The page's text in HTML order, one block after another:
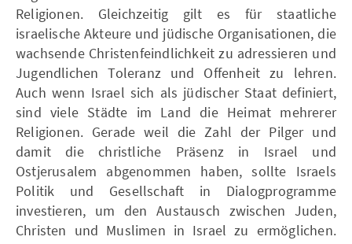
Religionen. Gleichzeitig gilt es für staatliche
israelische Akteure und jüdische Organisationen, die
wachsende Christenfeindlichkeit zu adressieren und
Jugendlichen Toleranz und Offenheit zu lehren.
Auch wenn Israel sich als jüdischer Staat definiert,
sind viele Städte im Land die Heimat mehrerer
Religionen. Gerade weil die Zahl der Pilger und
damit die christliche Präsenz in Israel und
Ostjerusalem abgenommen haben, sollte Israels
Politik und Gesellschaft in Dialogprogramme
investieren, um den Austausch zwischen Juden,
Christen und Muslimen in Israel zu ermöglichen.